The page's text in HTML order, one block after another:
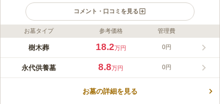
コメント・口コミを見る
ライフドット編集部のコメント
「高松ほたるローズガーデン」は、庭園式樹木葬の第一人者であ
がデザインとプロデュースを手がける新しいかたちの霊園です。
香川県の三好石材・大西石材とともに設立した事業組合によって
な緑が彩るまるで公園のような空間を実現しています。これまで
お墓タイプ 参考価格 管理費
樹木葬 18.2万円 0円
永代供養墓 8.8万円 0円
お墓の詳細を見る